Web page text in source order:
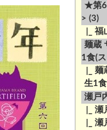
★第6
> (3)
|_ 福
麺蔵
1食(
|_ 麺
生1
瀬戸
|_ 瀬
|_ 瀬